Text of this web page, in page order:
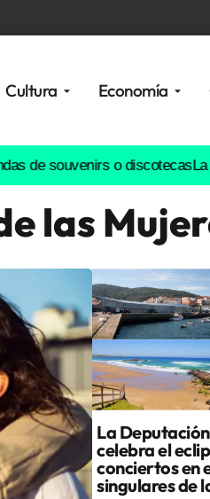
Cultura Economía
o discotecasLa
las
La
celebra el
conciertos en
singulares de